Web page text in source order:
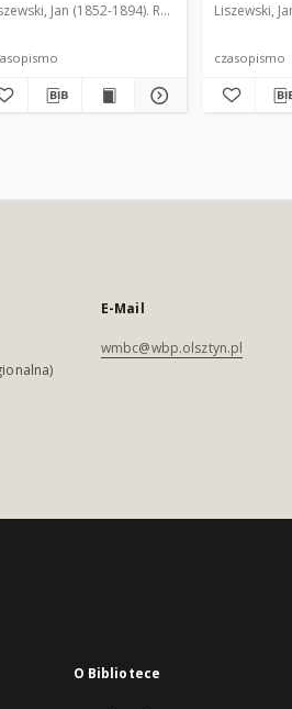
Jan (1852-1894). Red. Liszewski,
czasopismo
E-Mail
wmbc@wbp.olsztyn.pl
O Bibliotece